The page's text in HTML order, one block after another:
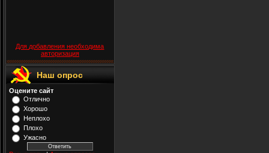
Для добавления необходима
авторизация
Наш опрос
Оцените сайт
Отлично
Хорошо
Неплохо
Плохо
Ужасно